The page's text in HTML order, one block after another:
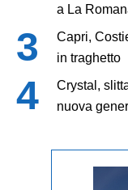
a La
Capri,
in traghetto
Crystal,
nuova